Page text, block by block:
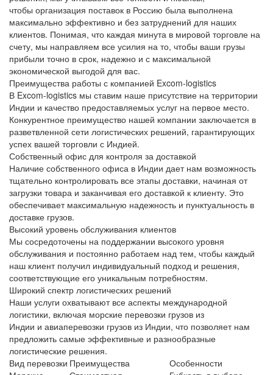
чтобы организация поставок в Россию была выполнена
максимально эффективно и без затруднений для наших
клиентов. Понимая, что каждая минута в мировой торговле на
счету, мы направляем все усилия на то, чтобы ваши грузы
прибыли точно в срок, надежно и с максимальной
экономической выгодой для вас.
Преимущества работы с компанией Excom-logistics
В Excom-logistics мы ставим наше присутствие на территории
Индии и качество предоставляемых услуг на первое место.
Конкурентное преимущество нашей компании заключается в
разветвленной сети логистических решений, гарантирующих
успех вашей торговли с Индией.
Собственный офис для контроля за доставкой
Наличие собственного офиса в Индии дает нам возможность
тщательно контролировать все этапы доставки, начиная от
загрузки товара и заканчивая его доставкой к клиенту. Это
обеспечивает максимальную надежность и пунктуальность в
доставке грузов.
Высокий уровень обслуживания клиентов
Мы сосредоточены на поддержании высокого уровня
обслуживания и постоянно работаем над тем, чтобы каждый
наш клиент получил индивидуальный подход и решения,
соответствующие его уникальным потребностям.
Широкий спектр логистических решений
Наши услуги охватывают все аспекты международной
логистики, включая морские перевозки грузов из
Индии и авиаперевозки грузов из Индии, что позволяет нам
предложить самые эффективные и разнообразные
логистические решения.
Вид перевозки Преимущества
Особенности